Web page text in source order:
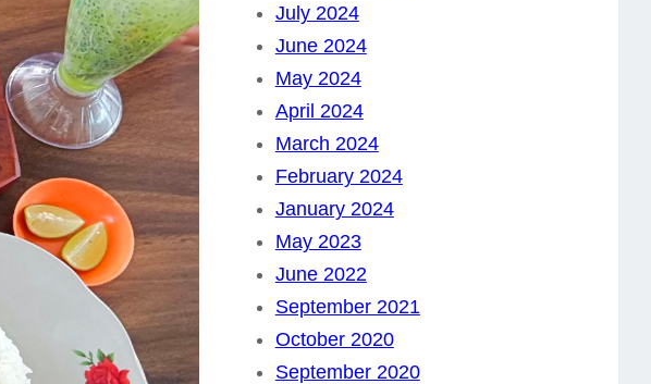
July 2024
June 2024
May 2024
April 2024
March 2024
February 2024
January 2024
May 2023
June 2022
September 2021
October 2020
September 2020